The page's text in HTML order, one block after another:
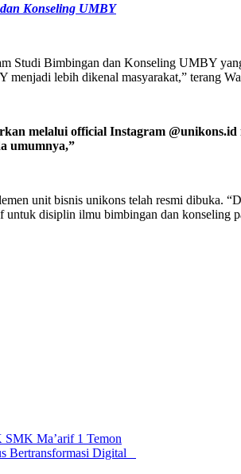
Konseling UMBY
Studi Bimbingan dan Konseling UMBY
menjadi lebih dikenal masyarakat,” terang
melalui official Instagram
umumnya,”
unit bisnis unikons telah resmi dibuka.
untuk disiplin ilmu bimbingan dan
Ma’arif 1 Temon
Bertransformasi Digital